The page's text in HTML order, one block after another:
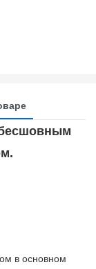
в основном